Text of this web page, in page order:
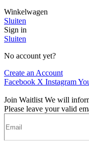
Winkelwagen
Sluiten
Sign in
Sluiten
No account yet?
Create an Account
Facebook X Instagram
Join Waitlist We will
Please leave your valid